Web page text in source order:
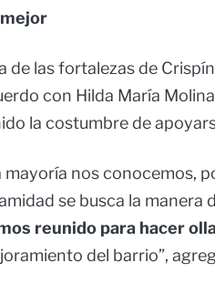
de las fortalezas de
con Hilda María
la costumbre de
mayoría nos conocemos,
se busca la manera
reunido para hacer
del barrio”,